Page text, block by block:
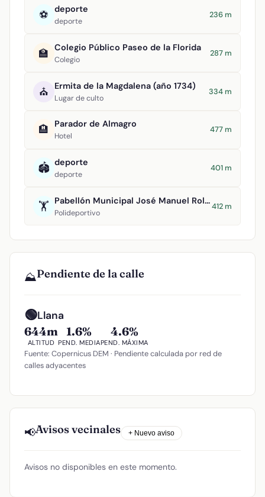
⚽ deporte
deporte
236 m
🏫 Colegio Público Paseo de la Florida
Colegio
287 m
⛪ Ermita de la Magdalena (año 1734)
Lugar de culto
334 m
🏨 Parador de Almagro
Hotel
477 m
🏟️ deporte
deporte
401 m
🏋️ Pabellón Municipal José Manuel Roldán
Polideportivo
412 m
⛰️Pendiente de la calle
🟢Llana
644m
ALTITUD
1.6%
PEND. MEDIA
4.6%
PEND. MÁXIMA
Fuente: Copernicus DEM · Pendiente calculada por red de
calles adyacentes
📢Avisos vecinales + Nuevo aviso
Avisos no disponibles en este momento.